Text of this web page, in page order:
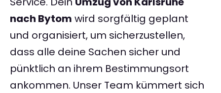
nach Bytom wird sorgfältig geplant
und organisiert, um sicherzustellen,
dass alle deine Sachen sicher und
pünktlich an ihrem Bestimmungsort
ankommen. Unser Team kümmert sich